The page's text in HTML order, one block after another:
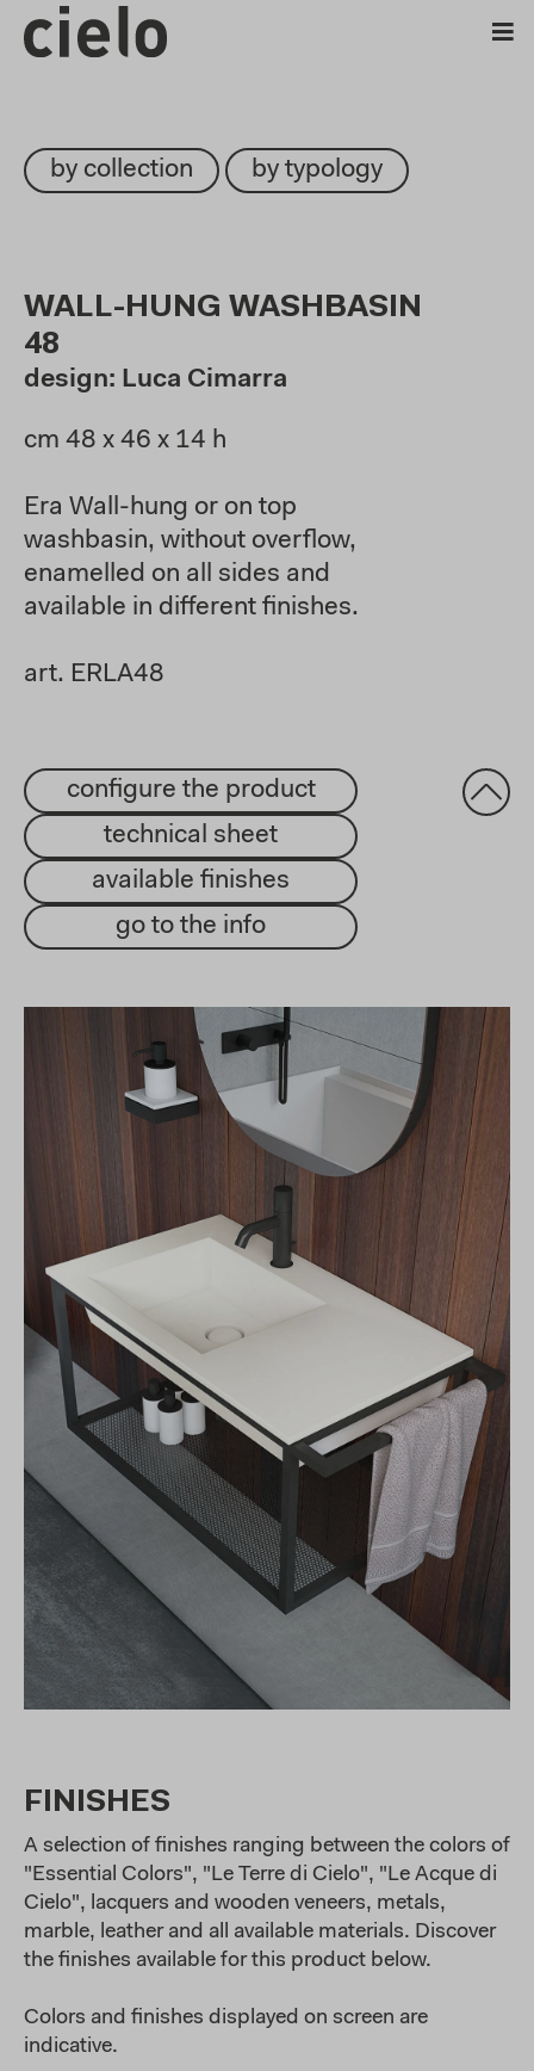
by collection by typology
WALL-HUNG WASHBASIN
48
design: Luca Cimarra
cm 48 x 46 x 14 h
Era Wall-hung or on top
washbasin, without overflow,
enamelled on all sides and
available in different finishes.
art. ERLA48
configure the product
technical sheet
available finishes
go to the info
FINISHES
A selection of finishes ranging between the colors of
"Essential Colors", "Le Terre di Cielo", "Le Acque di
Cielo", lacquers and wooden veneers, metals,
marble, leather and all available materials. Discover
the finishes available for this product below.
Colors and finishes displayed on screen are
indicative.